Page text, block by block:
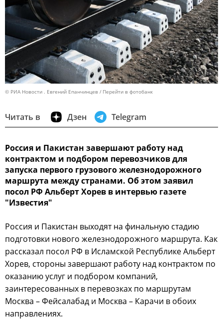
© РИА Новости . Евгений Епанчинцев Перейти в фотобанк
Читать в Дзен Telegram
Россия и Пакистан завершают работу над
контрактом и подбором перевозчиков для
запуска первого грузового железнодорожного
маршрута между странами. Об этом заявил
посол РФ Альберт Хорев в интервью газете
"Известия"
Россия и Пакистан выходят на финальную стадию
подготовки нового железнодорожного маршрута. Как
рассказал посол РФ в Исламской Республике Альберт
Хорев, стороны завершают работу над контрактом по
оказанию услуг и подбором компаний,
заинтересованных в перевозках по маршрутам
Москва – Фейсалабад и Москва – Карачи в обоих
направлениях.